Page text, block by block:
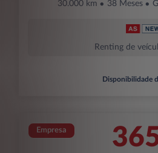
30.000 km 38 Meses
Renting de
Disponibilidade
Empresa